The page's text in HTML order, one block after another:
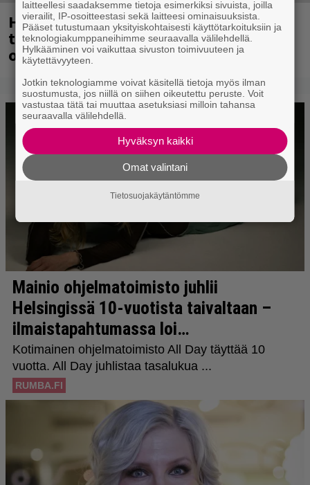
Helsingin Kulttuuritalon KULT-klubi
tarjoaa kulttiartisteja, suomalaista
osaamista ja kaikkea siltä väliltä
laitteellesi saadaksemme tietoja esimerkiksi sivuista, joilla
vierailit, IP-osoitteestasi sekä laitteesi ominaisuuksista.
Pääset tutustumaan yksityiskohtaisesti käyttötarkoituksiin ja
teknologiakumppaneihimme seuraavalla välilehdellä.
Hylkääminen voi vaikuttaa sivuston toimivuuteen ja
käytettävyyteen.
Jotkin teknologiamme voivat käsitellä tietoja myös ilman
suostumusta, jos niillä on siihen oikeutettu peruste. Voit
vastustaa tätä tai muuttaa asetuksiasi milloin tahansa
seuraavalla välilehdellä.
Hyväksyn kaikki
Omat valintani
Tietosuojakäytäntömme